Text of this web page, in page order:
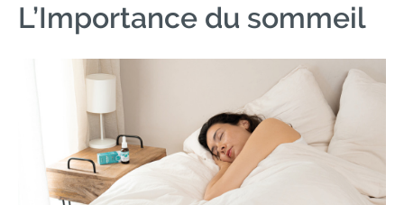
L’Importance du sommeil